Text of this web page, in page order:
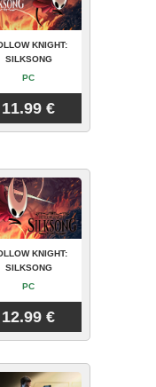
KNIGHT:
SILKSONG
PC
11.99 €
KNIGHT:
SILKSONG
PC
12.99 €